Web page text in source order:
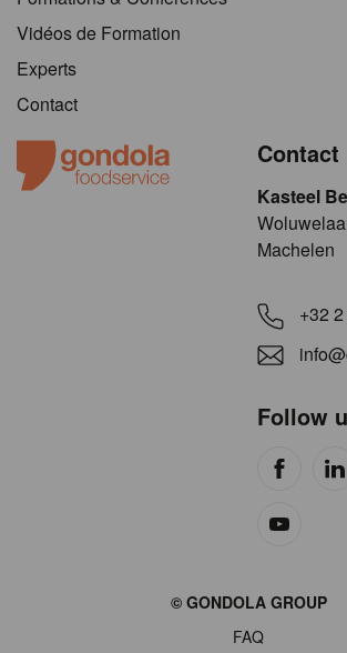
Vidéos de Formation
Experts
Contact
Contact
Kasteel
Machelen
+32
Follow
© GONDOLA GROUP
FAQ